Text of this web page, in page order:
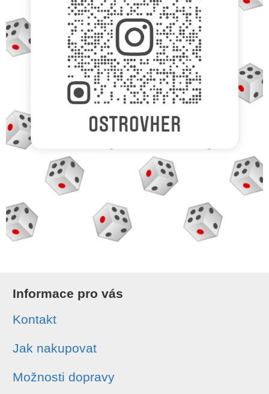
Informace pro vás
Kontakt
Jak nakupovat
Možnosti dopravy